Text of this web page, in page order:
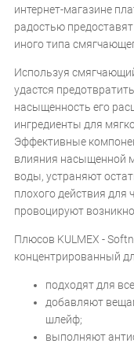
интернет-магазине
радостью
иного типа
Используя
удастся
насыщенность его
ингредиенты для
Эффективные
влияния насыщенной
воды, устраняют
плохого действия для
провоцируют
Плюсов KULMEX -
концентрированный
подходят для
добавляют
шлейф;
выполняют